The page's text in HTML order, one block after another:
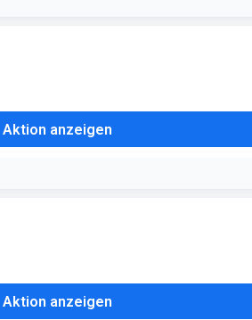
Aktion anzeigen
Aktion anzeigen